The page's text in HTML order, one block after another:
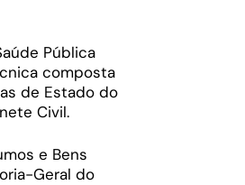
Pública
composta
de Estado do
Civil.
e Bens
Geral do